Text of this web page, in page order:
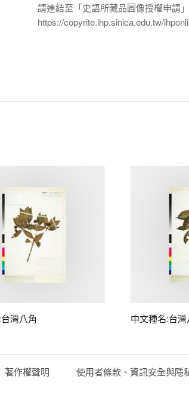
請連結至「史語所藏品圖像授權申請
https://copyrite.ihp.sinica.edu.tw/
灣八角 中文種名:台灣
著作權聲明 使用者條款、資訊安全與隱